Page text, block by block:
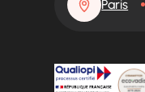
Paris